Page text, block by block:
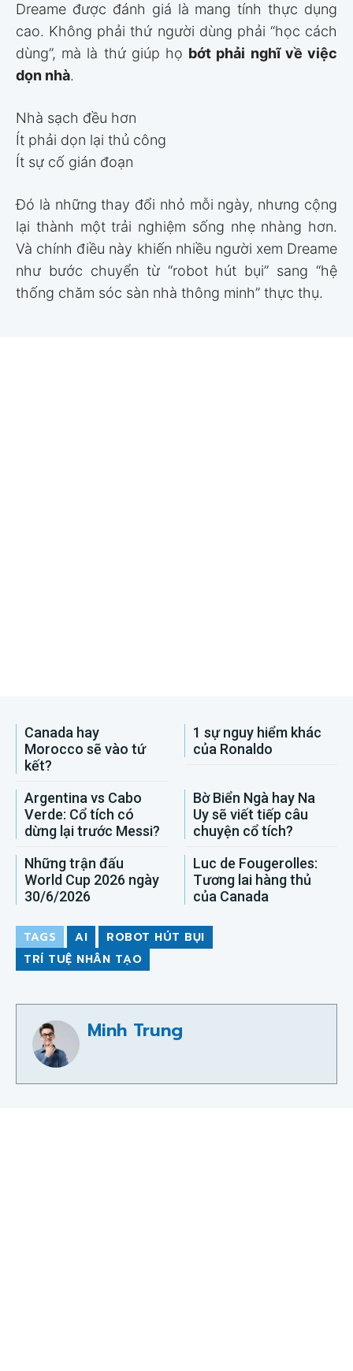
Dreame được đánh giá là mang tính thực dụng
cao. Không phải thứ người dùng phải “học cách
dùng”, mà là thứ giúp họ bớt phải nghĩ về việc
dọn nhà.
Nhà sạch đều hơn
Ít phải dọn lại thủ công
Ít sự cố gián đoạn
Đó là những thay đổi nhỏ mỗi ngày, nhưng cộng
lại thành một trải nghiệm sống nhẹ nhàng hơn.
Và chính điều này khiến nhiều người xem Dreame
như bước chuyển từ “robot hút bụi” sang “hệ
thống chăm sóc sàn nhà thông minh” thực thụ.
Canada hay
Morocco sẽ vào tứ
kết?
1 sự nguy hiểm khác
của Ronaldo
Argentina vs Cabo
Verde: Cổ tích có
dừng lại trước Messi?
Bờ Biển Ngà hay Na
Uy sẽ viết tiếp câu
chuyện cổ tích?
Những trận đấu
World Cup 2026 ngày
30/6/2026
Luc de Fougerolles:
Tương lai hàng thủ
của Canada
TAGS AI
ROBOT HÚT BỤI
TRÍ TUỆ NHÂN TẠO
Minh Trung